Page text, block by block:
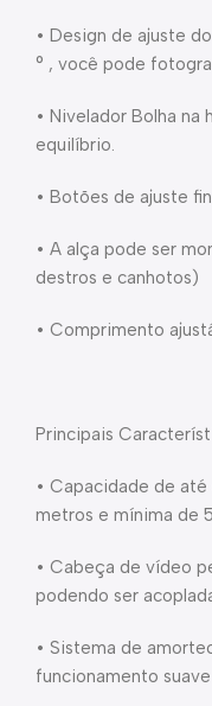
• Design de ajuste
° , você pode
• Nivelador Bolha na
equilíbrio.
• Botões de ajuste
• A alça pode ser
destros e canhotos)
• Comprimento
Principais
• Capacidade de até
metros e mínima de
• Cabeça de vídeo
podendo ser
• Sistema de
funcionamento